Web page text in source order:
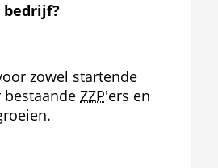
zowel startende
ZZP'ers en